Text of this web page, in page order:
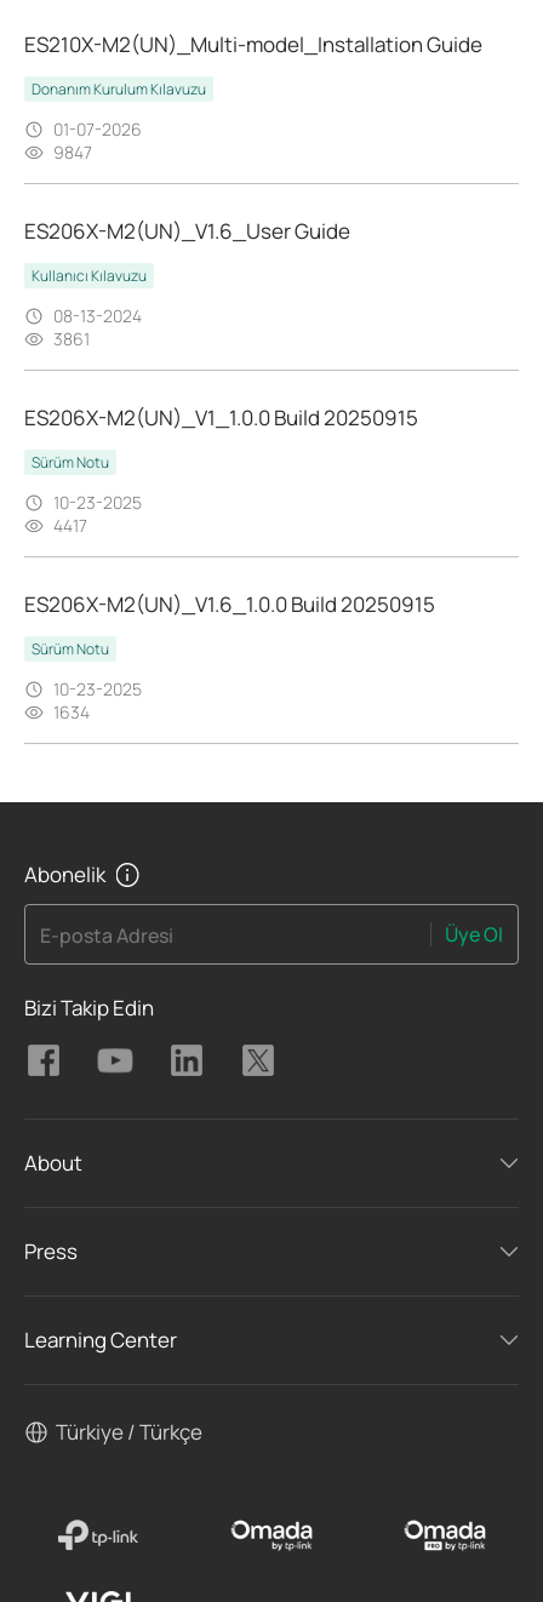
ES210X-M2(UN)_Multi-model_Installation Guide
Donanım Kurulum Kılavuzu
01-07-2026
9847
ES206X-M2(UN)_V1.6_User Guide
Kullanıcı Kılavuzu
08-13-2024
3861
ES206X-M2(UN)_V1_1.0.0 Build 20250915
Sürüm Notu
10-23-2025
4417
ES206X-M2(UN)_V1.6_1.0.0 Build 20250915
Sürüm Notu
10-23-2025
1634
Abonelik
E-posta Adresi Üye Ol
Bizi Takip Edin
About
Press
Learning Center
Türkiye / Türkçe